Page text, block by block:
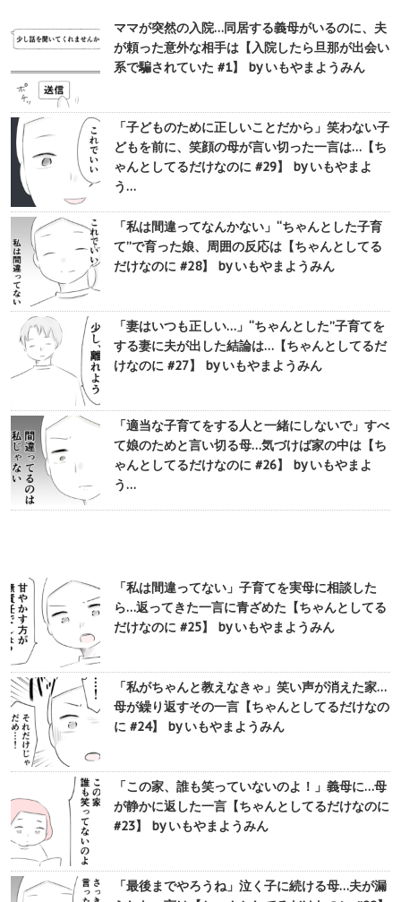
ママが突然の入院…同居する義母がいるのに、夫
が頼った意外な相手は【入院したら旦那が出会い
系で騙されていた #1】 by いもやまようみん
「子どものために正しいことだから」笑わない子
どもを前に、笑顔の母が言い切った一言は…【ち
ゃんとしてるだけなのに #29】 by いもやまよ
う…
「私は間違ってなんかない」“ちゃんとした子育
て”で育った娘、周囲の反応は【ちゃんとしてる
だけなのに #28】 by いもやまようみん
「妻はいつも正しい…」“ちゃんとした”子育てを
する妻に夫が出した結論は…【ちゃんとしてるだ
けなのに #27】 by いもやまようみん
「適当な子育てをする人と一緒にしないで」すべ
て娘のためと言い切る母…気づけば家の中は【ち
ゃんとしてるだけなのに #26】 by いもやまよ
う…
「私は間違ってない」子育てを実母に相談した
ら…返ってきた一言に青ざめた【ちゃんとしてる
だけなのに #25】 by いもやまようみん
「私がちゃんと教えなきゃ」笑い声が消えた家…
母が繰り返すその一言【ちゃんとしてるだけなの
に #24】 by いもやまようみん
「この家、誰も笑っていないのよ！」義母に…母
が静かに返した一言【ちゃんとしてるだけなのに
#23】 by いもやまようみん
「最後までやろうね」泣く子に続ける母…夫が漏